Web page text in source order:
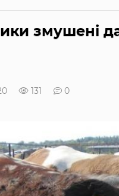
змушені
131 0